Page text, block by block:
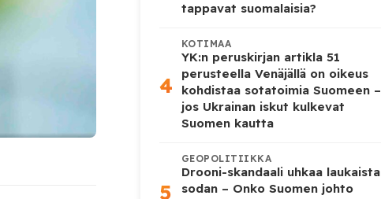
tappavat suomalaisia?
4
KOTIMAA
YK:n peruskirjan artikla 51
perusteella Venäjällä on oikeus
kohdistaa sotatoimia Suomeen –
jos Ukrainan iskut kulkevat
Suomen kautta
5
GEOPOLITIIKKA
Drooni-skandaali uhkaa laukaista
sodan – Onko Suomen johto